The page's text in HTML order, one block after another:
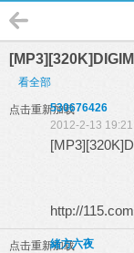
看全部
点击重新加载530676426
2012-2-13
http://
点击重新加载
緒方六夜